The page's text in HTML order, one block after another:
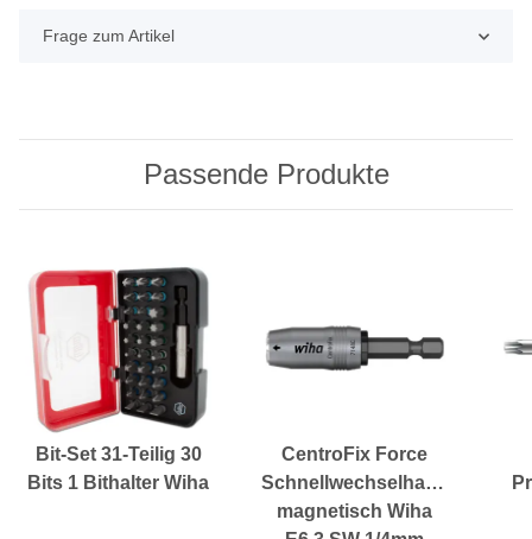
Frage zum Artikel
Passende Produkte
Bit-Set 31-Teilig 30
Bits 1 Bithalter Wiha
CentroFix Force
Schnellwechselhalter
magnetisch Wiha